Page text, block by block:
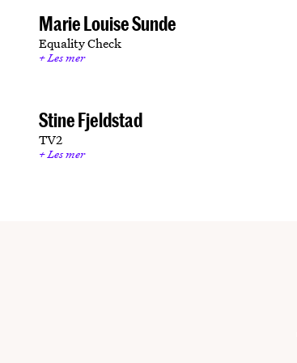
Marie Louise Sunde
Equality Check
Les mer
Stine Fjeldstad
TV2
Les mer